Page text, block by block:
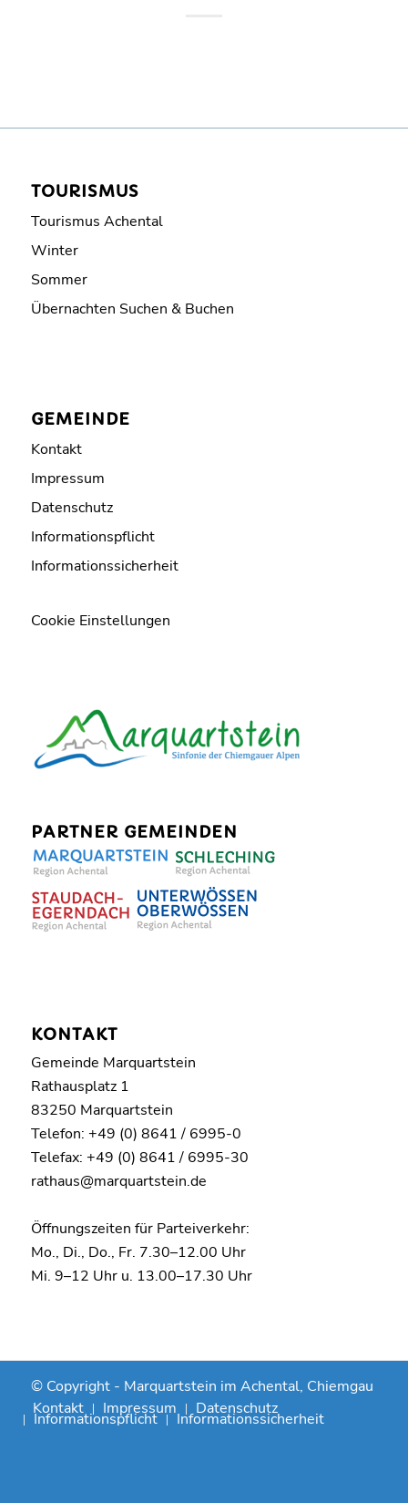
TOURISMUS
Tourismus Achental
Winter
Sommer
Übernachten Suchen & Buchen
GEMEINDE
Kontakt
Impressum
Datenschutz
Informationspflicht
Informationssicherheit
Cookie Einstellungen
PARTNER GEMEINDEN
KONTAKT
Gemeinde Marquartstein
Rathausplatz 1
83250 Marquartstein
Telefon: +49 (0) 8641 / 6995-0
Telefax: +49 (0) 8641 / 6995-30
rathaus@marquartstein.de
Öffnungszeiten für Parteiverkehr:
Mo., Di., Do., Fr. 7.30–12.00 Uhr
Mi. 9–12 Uhr u. 13.00–17.30 Uhr
© Copyright - Marquartstein im Achental, Chiemgau
Kontakt
Impressum Datenschutz
Informationspflicht Informationssicherheit